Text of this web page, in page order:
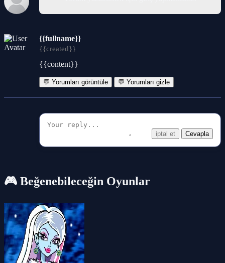
{{fullname}}
{{created}}
{{content}}
💬 Yorumları görüntüle 💬 Yorumları gizle
iptal et Cevapla
🎮 Beğenebileceğin Oyunlar